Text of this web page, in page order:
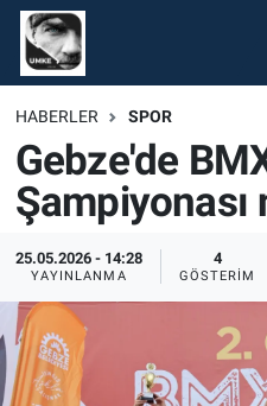
HABERLER SPOR
Gebze'de
25.05.2026 - 14:28
YAYINLANMA
4
GÖSTERIM
Gündem
Ekonomi
Spor
Magazin
Tüm Haberler
İletişim
Nöbetçi Eczaneler
Hava Durumu
Namaz Vakitleri
Trafik Durumu
Süper Lig Puan
Tüm Manşetler